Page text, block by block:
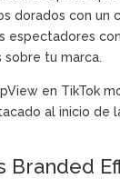
dorados con un
espectadores
sobre tu marca.
Branded